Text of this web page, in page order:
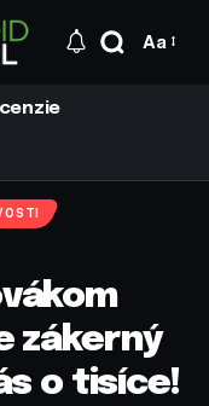
Aa
zákerný
o tisíce!